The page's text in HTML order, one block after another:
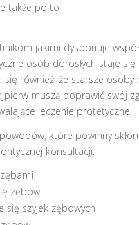
także po to
jakimi dysponuje
osób dorosłych staje
również, że starsze osoby
muszą poprawić swój
leczenie protetyczne.
które powinny
konsultacji:
zębów
się szyjek zębowych